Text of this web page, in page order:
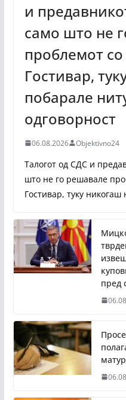
и
само што не
проблемот
Гостивар,
побарале
одговорност
06.08.2026 Objektivno24
Талогот од СДС и
што не го решавале
Гостивар, туку никогаш
пред